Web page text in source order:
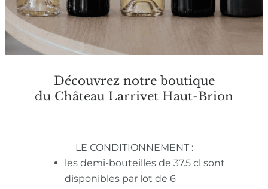
Découvrez notre boutique
du Château Larrivet Haut-Brion
LE CONDITIONNEMENT :
les demi-bouteilles de 37.5 cl sont
disponibles par lot de 6